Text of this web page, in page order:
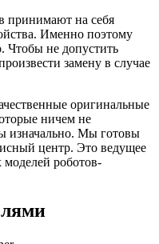
принимают на себя
Именно поэтому
Чтобы не допустить
замену в случае
оригинальные
ничем не
изначально. Мы готовы
центр. Это ведущее
моделей роботов-